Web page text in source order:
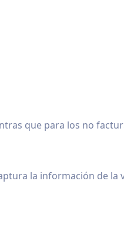
que para los no
la información de la